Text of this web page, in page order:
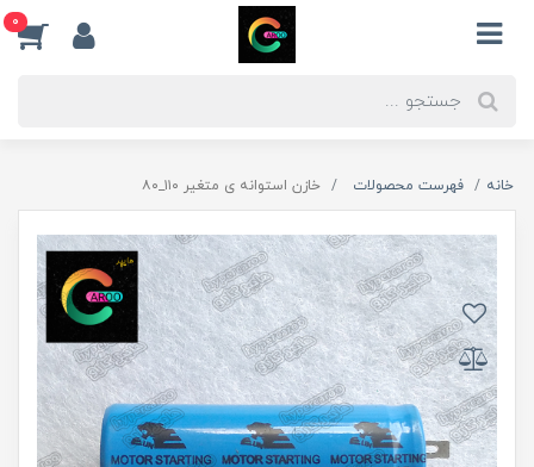
0
خانه فهرست محصولات خازن استوانه ی متغیر ۱۱۰_۸۰